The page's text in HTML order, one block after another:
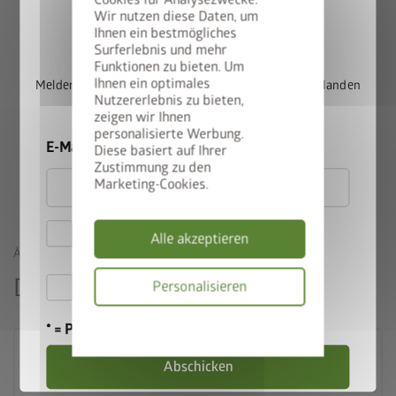
Wir nutzen diese Daten, um
Ihnen ein bestmögliches
Surferlebnis und mehr
Funktionen zu bieten. Um
Ihnen ein optimales
Nutzererlebnis zu bieten,
zeigen wir Ihnen
personalisierte Werbung.
Diese basiert auf Ihrer
Zustimmung zu den
Marketing-Cookies.
Alle akzeptieren
Personalisieren
Stabilität und die langlebigen Materialien machen es zu einer
ausgezeichneten Wahl. Die funktionelle Ausstattung
erleichtert die Arbeit und schafft Ordnung. Eine umfangreiche
Grundausstattung und durchdachtes Zubehör erfüllen alle
Biohort Gerätehaus-Vergleich
ÄHNLICHE PRODUKTE
Das könnte Sie auch interessieren
StyleBox gewinnen
Melden Sie sich jetzt für unseren Newsletter an und landen
Sie automatisch im Lostopf.
E-Mail
Hiermit akzeptiere ich
die
Datenschutzbestimmungen
Hiermit akzeptiere ich die
Teilnahmebedingungen.
* = Pflichtfeld
Abschicken